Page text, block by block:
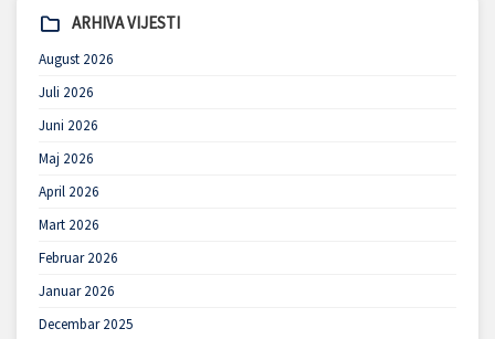
ARHIVA VIJESTI
August 2026
Juli 2026
Juni 2026
Maj 2026
April 2026
Mart 2026
Februar 2026
Januar 2026
Decembar 2025